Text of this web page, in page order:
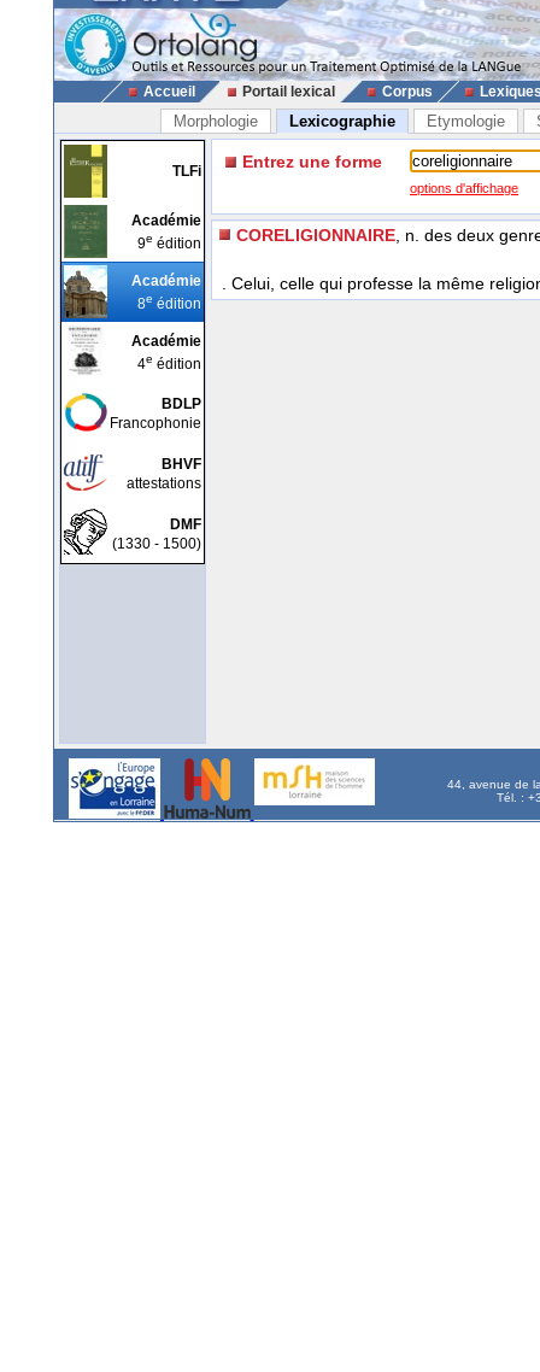
Accueil Portail lexical Corpus
Morphologie Lexicographie Etymologie
TLFi
Académie
9e édition
Académie
8e édition
Académie
4e édition
BDLP
Francophonie
BHVF
attestations
DMF
(1330 - 1500)
Entrez une forme
options d'affichage
CORELIGIONNAIRE , n. des deux
. Celui, celle qui professe la même
44, avenue de
Tél. :